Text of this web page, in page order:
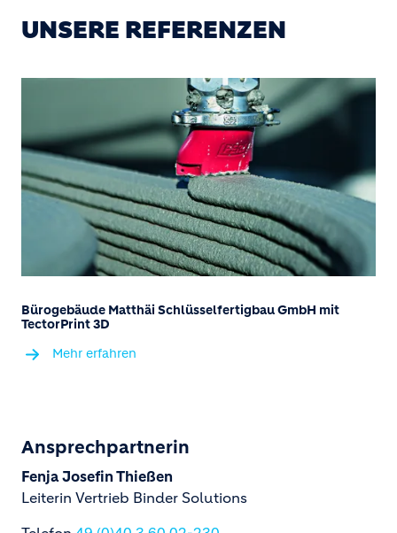
UNSERE REFERENZEN
Bürogebäude Matthäi Schlüsselfertigbau GmbH mit
TectorPrint 3D
Mehr erfahren
Ansprechpartnerin
Fenja Josefin Thießen
Leiterin Vertrieb Binder Solutions